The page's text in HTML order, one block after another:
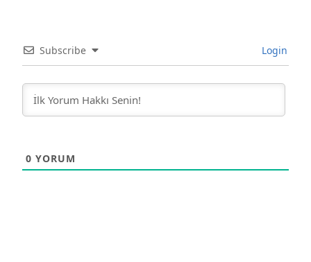
Subscribe Login
0 YORUM